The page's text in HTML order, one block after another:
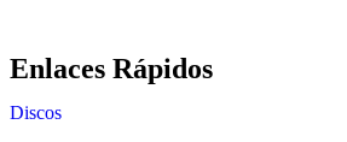
Enlaces Rápidos
Discos